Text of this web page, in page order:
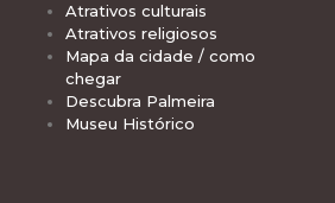
Atrativos culturais
Atrativos religiosos
Mapa da cidade / como
chegar
Descubra Palmeira
Museu Histórico